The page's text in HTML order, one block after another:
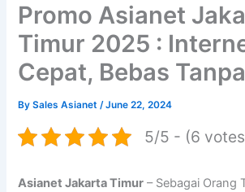
Promo Asianet
Timur 2025 :
Cepat, Bebas
BySales Asianet/June 22, 2024
5/5 - (6
Asianet Jakarta Timur – Sebagai Orang